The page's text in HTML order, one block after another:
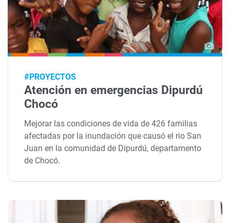
#PROYECTOS
Atención en emergencias Dipurdú
Chocó
Mejorar las condiciones de vida de 426 familias
afectadas por la inundación que causó el rio San
Juan en la comunidad de Dipurdú, departamento
de Chocó.